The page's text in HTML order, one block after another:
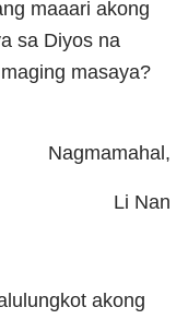
maaari akong
sa Diyos na
masaya?
Nagmamahal,
Li Nan
akong